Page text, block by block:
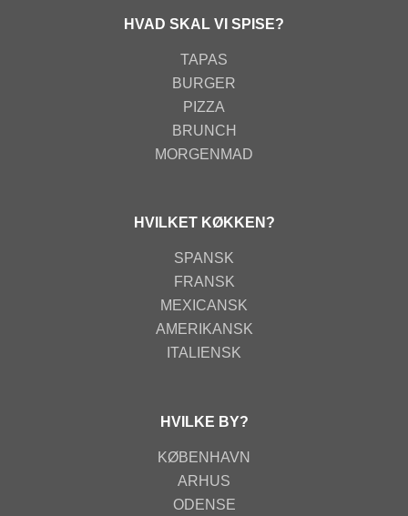
HVAD SKAL VI SPISE?
TAPAS
BURGER
PIZZA
BRUNCH
MORGENMAD
HVILKET KØKKEN?
SPANSK
FRANSK
MEXICANSK
AMERIKANSK
ITALIENSK
HVILKE BY?
KØBENHAVN
ARHUS
ODENSE